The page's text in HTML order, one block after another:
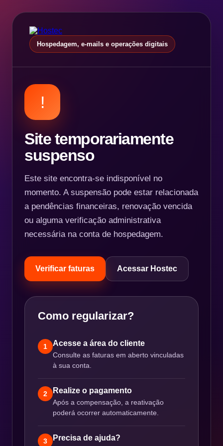
Hospedagem, e-mails e operações digitais
!
Site temporariamente
suspenso
Este site encontra-se indisponível no
momento. A suspensão pode estar relacionada
a pendências financeiras, renovação vencida
ou alguma verificação administrativa
necessária na conta de hospedagem.
Verificar faturas Acessar Hostec
Como regularizar?
1 Acesse a área do cliente
Consulte as faturas em aberto vinculadas
à sua conta.
2 Realize o pagamento
Após a compensação, a reativação
poderá ocorrer automaticamente.
3 Precisa de ajuda?